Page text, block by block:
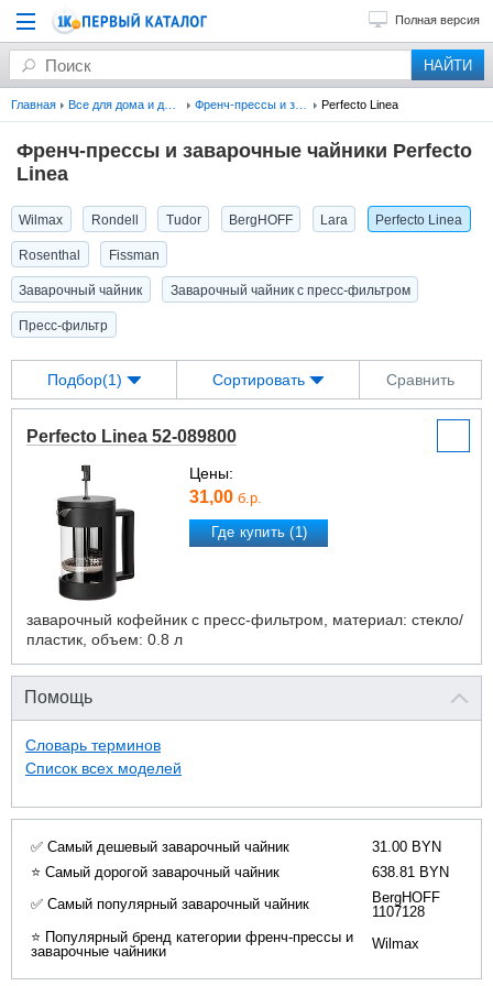
Полная версия
Главная Perfecto Linea
Френч-прессы и заварочные чайники Perfecto
Linea
Wilmax Rondell Tudor BergHOFF Lara Perfecto Linea
Rosenthal Fissman
Заварочный чайник Заварочный чайник с пресс-фильтром
Пресс-фильтр
Подбор(1) Сортировать Сравнить
Perfecto Linea 52-089800
Цены:
31,00 б.р.
Где купить (1)
заварочный кофейник с пресс-фильтром, материал: стекло/
пластик, объем: 0.8 л
Помощь
Словарь терминов
Список всех моделей
✅ Самый дешевый заварочный чайник
31.00 BYN
⭐ Самый дорогой заварочный чайник
638.81 BYN
✅ Самый популярный заварочный чайник
BergHOFF
1107128
⭐ Популярный бренд категории френч-прессы и
заварочные чайники
Wilmax